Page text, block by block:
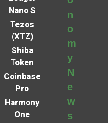
Nano S
Tezos
(XTZ)
Shiba
Token
Coinbase
Pro
Harmony
One
n
o
m
y
N
e
w
s